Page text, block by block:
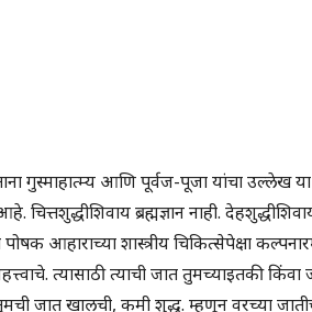
गुस्माहात्म्य आणि पूर्वज-पूजा यांचा उल्लेख
ब्रह्मज्ञान नाही. देहशुद्धीशिवाय
आहाराच्या शास्त्रीय चिकित्सेपेक्षा
त्यासाठी त्याची जात तुमच्याइतकी
जात खालची, कमी शुद्ध. म्हणून वरच्या